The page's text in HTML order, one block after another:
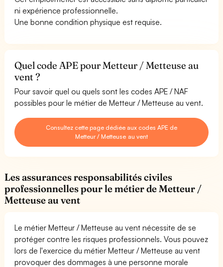
ni expérience professionnelle.
Une bonne condition physique est requise.
Quel code APE pour Metteur / Metteuse au
vent ?
Pour savoir quel ou quels sont les codes APE / NAF
possibles pour le métier de Metteur / Metteuse au vent.
Consultez cette page dédiée aux codes APE de
Metteur / Metteuse au vent
Les assurances responsabilités civiles
professionnelles pour le métier de Metteur /
Metteuse au vent
Le métier Metteur / Metteuse au vent nécessite de se
protéger contre les risques professionnels. Vous pouvez
lors de l'exercice du métier Metteur / Metteuse au vent
provoquer des dommages à une personne morale